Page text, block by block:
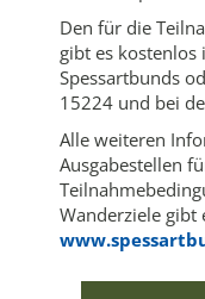
Den für die
gibt es kostenlos
Spessartbunds
15224 und bei
Alle weiteren
Ausgabestellen
Wanderziele gibt